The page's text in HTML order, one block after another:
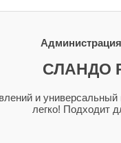
СЛАНДО
и универсальный
легко! Подходит